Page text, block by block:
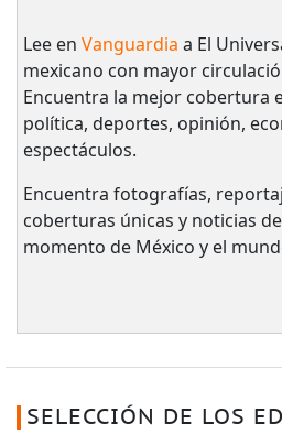
Lee en Vanguardia a El
mexicano con mayor
Encuentra la mejor cobertura
política, deportes, opinión,
espectáculos.
Encuentra fotografías,
coberturas únicas y noticias
momento de México y el
SELECCIÓN DE LOS